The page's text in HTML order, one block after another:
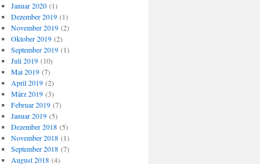
Januar 2020(1)
Dezember 2019(1)
November 2019(2)
Oktober 2019(2)
September 2019(1)
Juli 2019(10)
Mai 2019(7)
April 2019(2)
März 2019(3)
Februar 2019(7)
Januar 2019(5)
Dezember 2018(5)
November 2018(1)
September 2018(7)
August 2018(4)